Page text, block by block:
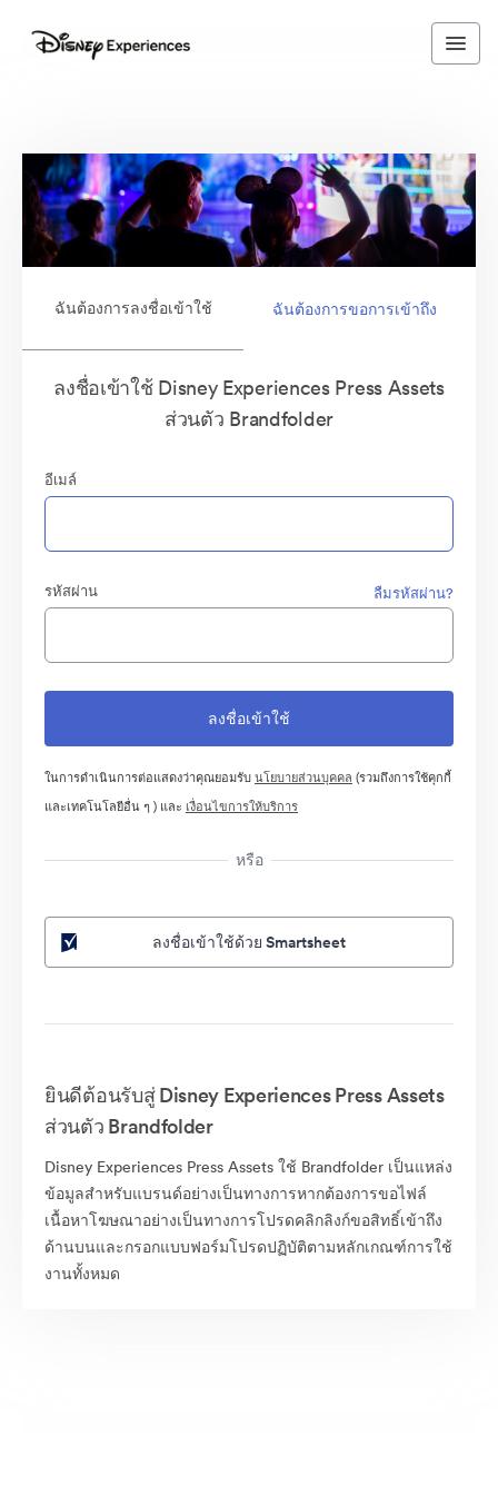
ฉันต้องการลงชื่อเข้าใช้ ฉันต้องการขอการเข้าถึง
ลงชื่อเข้าใช้ Disney Experiences Press Assets
ส่วนตัว Brandfolder
อีเมล์
รหัสผ่าน ลืมรหัสผ่าน?
ในการดำเนินการต่อแสดงว่าคุณยอมรับนโยบายส่วนบุคคล (รวมถึงการใช้คุกกี้
และเทคโนโลยีอื่น ๆ ) และ เงื่อนไขการให้บริการ
หรือ
ลงชื่อเข้าใช้ด้วย Smartsheet
ยินดีต้อนรับสู่ Disney Experiences Press Assets
ส่วนตัว Brandfolder
Disney Experiences Press Assets ใช้ Brandfolder เป็นแหล่ง
ข้อมูลสำหรับแบรนด์อย่างเป็นทางการหากต้องการขอไฟล์
เนื้อหาโฆษณาอย่างเป็นทางการโปรดคลิกลิงก์ขอสิทธิ์เข้าถึง
ด้านบนและกรอกแบบฟอร์มโปรดปฏิบัติตามหลักเกณฑ์การใช้
งานทั้งหมด